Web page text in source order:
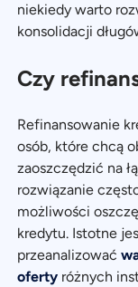
niekiedy warto
konsolidacji
Czy
Refinansowanie
osób, które chcą
zaoszczędzić na
rozwiązanie
możliwości
kredytu. Istotne
przeanalizować
oferty różnych